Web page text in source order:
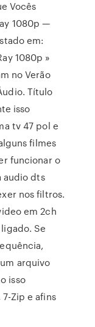
Vocês
1080p —
em:
1080p »
no Verão
Título
isso
tv 47 pol e
filmes
funcionar o
audio dts
nos filtros.
em 2ch
Se
arquivo
isso
Zip e afins